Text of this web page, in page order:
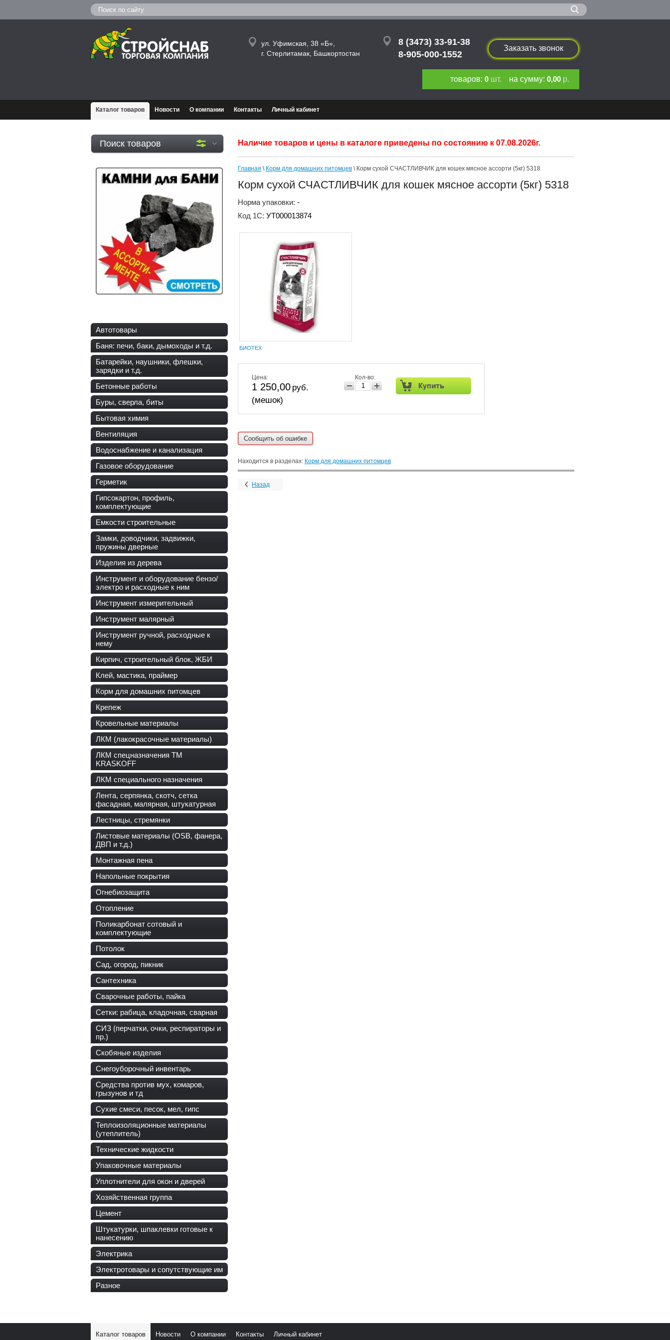
ул. Уфимская, 38 «Б»,
г. Стерлитамак, Башкортостан
8 (3473) 33-91-38
8-905-000-1552
Заказать звонок
товаров: 0 шт. на сумму: 0,00 р.
Каталог товаров Новости О компании Контакты Личный кабинет
Поиск товаров
Автотовары
Баня: печи, баки, дымоходы и т.д.
Батарейки, наушники, флешки,
зарядки и т.д.
Бетонные работы
Буры, сверла, биты
Бытовая химия
Вентиляция
Водоснабжение и канализация
Газовое оборудование
Герметик
Гипсокартон, профиль,
комплектующие
Емкости строительные
Замки, доводчики, задвижки,
пружины дверные
Изделия из дерева
Инструмент и оборудование бензо/
электро и расходные к ним
Инструмент измерительный
Инструмент малярный
Инструмент ручной, расходные к
нему
Кирпич, строительный блок, ЖБИ
Клей, мастика, праймер
Корм для домашних питомцев
Крепеж
Кровельные материалы
ЛКМ (лакокрасочные материалы)
ЛКМ спецназначения ТМ
KRASKOFF
ЛКМ специального назначения
Лента, серпянка, скотч, сетка
фасадная, малярная, штукатурная
Лестницы, стремянки
Листовые материалы (OSB, фанера,
ДВП и т.д.)
Монтажная пена
Напольные покрытия
Огнебиозащита
Отопление
Поликарбонат сотовый и
комплектующие
Потолок
Сад, огород, пикник
Сантехника
Сварочные работы, пайка
Сетки: рабица, кладочная, сварная
СИЗ (перчатки, очки, респираторы и
пр.)
Скобяные изделия
Снегоуборочный инвентарь
Средства против мух, комаров,
грызунов и тд
Сухие смеси, песок, мел, гипс
Теплоизоляционные материалы
(утеплитель)
Технические жидкости
Упаковочные материалы
Уплотнители для окон и дверей
Хозяйственная группа
Цемент
Штукатурки, шпаклевки готовые к
нанесению
Электрика
Электротовары и сопутствующие им
Разное
Наличие товаров и цены в каталоге приведены по состоянию к 07.08.2026г.
Главная \ Корм для домашних питомцев \ Корм сухой СЧАСТЛИВЧИК для кошек мясное ассорти (5кг) 5318
Корм сухой СЧАСТЛИВЧИК для кошек мясное ассорти (5кг) 5318
Норма упаковки: -
Код 1С: УТ000013874
БИОТЕХ
Цена:
1 250,00 руб.
(мешок)
Кол-во:
Сообщить об ошибке
Находится в разделах: Корм для домашних питомцев
Назад
Каталог товаров Новости О компании Контакты Личный кабинет